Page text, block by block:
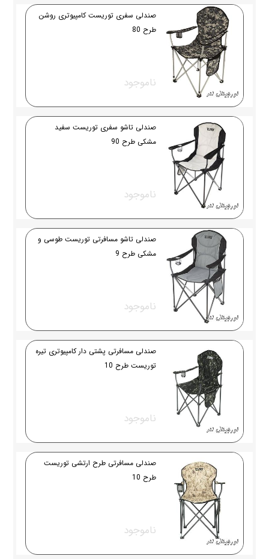
صندلی سفری توریست کامپیوتری روشن
طرح 80
ناموجود
صندلی تاشو سفری توریست سفید
مشکی طرح 90
ناموجود
صندلی تاشو مسافرتی توریست طوسی و
مشکی طرح 9
ناموجود
صندلی مسافرتی پشتی دار کامپیوتری تیره
توریست طرح 10
ناموجود
صندلی مسافرتی طرح ارتشی توریست
طرح 10
ناموجود